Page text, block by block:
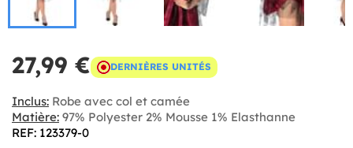
27,99 € DERNIÈRES UNITÉS
Inclus: Robe avec col et camée
Matière: 97% Polyester 2% Mousse 1% Elasthanne
REF: 123379-0